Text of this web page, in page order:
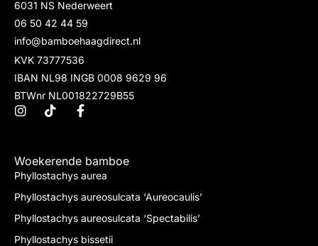
6031 NS Nederweert
06 50 42 44 59
info@bamboehaagdirect.nl
KVK 73777536
IBAN NL98 INGB 0008 9629 96
BTWnr NL001822729B55
Woekerende bamboe
Phyllostachys aurea
Phyllostachys aureosulcata ‘Aureocaulis’
Phyllostachys aureosulcata ‘Spectabilis’
Phyllostachys bissetii